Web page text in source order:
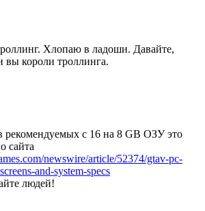
Хлопаю в ладоши. Давайте,
вы короли троллинга.
рекомендуемых с 16 на 8 GB ОЗУ это
сайта
newswire/article/52374/gtav-pc-
and-system-specs
людей!